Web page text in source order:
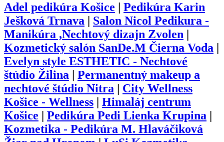
Adel pedikúra Košice
Pedikúra Karin
Ješková Trnava
Salon Nicol Pedikura -
Manikúra ,Nechtový dizajn Zvolen
Kozmetický salón SanDe.M Čierna Voda
Evelyn style ESTHETIC - Nechtové
štúdio Žilina
Permanentný makeup a
nechtové štúdio Nitra
City Wellness
Košice - Wellness
Himaláj centrum
Košice
Pedikúra Pedi Lienka Krupina
Kozmetika - Pedikúra M. Hlaváčiková